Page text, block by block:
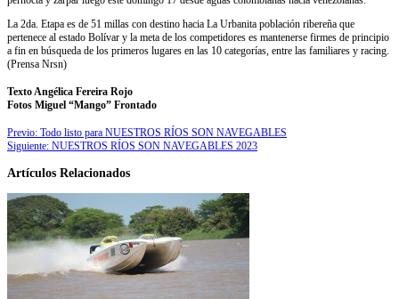
La 2da. Etapa es de 51 millas con destino hacia La Urbanita población ribereña que
pertenece al estado Bolívar y la meta de los competidores es mantenerse firmes de principio
a fin en búsqueda de los primeros lugares en las 10 categorías, entre las familiares y racing.
(Prensa Nrsn)
Texto Angélica Fereira Rojo
Fotos Miguel “Mango” Frontado
Previo: Todo listo para NUESTROS RÍOS SON NAVEGABLES
Siguiente: NUESTROS RÍOS SON NAVEGABLES 2023
Artículos Relacionados